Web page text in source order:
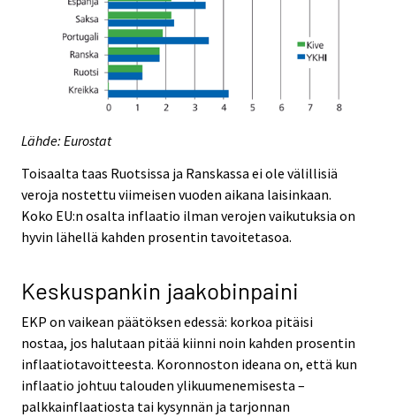
Lähde: Eurostat
Toisaalta taas Ruotsissa ja Ranskassa ei ole välillisiä
veroja nostettu viimeisen vuoden aikana laisinkaan.
Koko EU:n osalta inflaatio ilman verojen vaikutuksia on
hyvin lähellä kahden prosentin tavoitetasoa.
Keskuspankin jaakobinpaini
EKP on vaikean päätöksen edessä: korkoa pitäisi
nostaa, jos halutaan pitää kiinni noin kahden prosentin
inflaatiotavoitteesta. Koronnoston ideana on, että kun
inflaatio johtuu talouden ylikuumenemisesta –
palkkainflaati­osta tai kysynnän ja tarjonnan